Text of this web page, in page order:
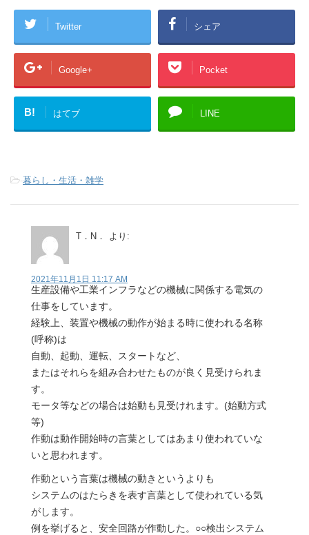
Twitter シェア
Google+ Pocket
B! はてブ LINE
-暮らし・生活・雑学
T．N． より:
2021年11月1日 11:17 AM
生産設備や工業インフラなどの機械に関係する電気の
仕事をしています。
経験上、装置や機械の動作が始まる時に使われる名称
(呼称)は
自動、起動、運転、スタートなど、
またはそれらを組み合わせたものが良く見受けられま
す。
モータ等などの場合は始動も見受けれます。(始動方式
等)
作動は動作開始時の言葉としてはあまり使われていな
いと思われます。
作動という言葉は機械の動きというよりも
システムのはたらきを表す言葉として使われている気
がします。
例を挙げると、安全回路が作動した。○○検出システム